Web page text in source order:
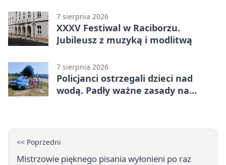
7 sierpnia 2026
XXXV Festiwal w Raciborzu.
Jubileusz z muzyką i modlitwą
7 sierpnia 2026
Policjanci ostrzegali dzieci nad
wodą. Padły ważne zasady na
<< Poprzedni
Mistrzowie pięknego pisania wyłonieni po raz